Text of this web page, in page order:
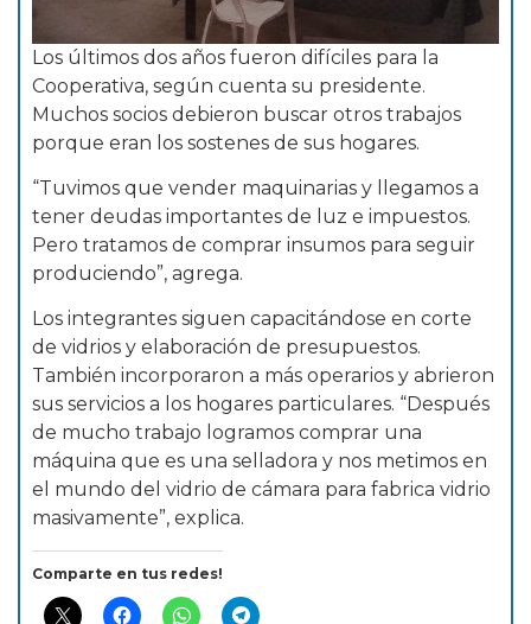
Los últimos dos años fueron difíciles para la
Cooperativa, según cuenta su presidente.
Muchos socios debieron buscar otros trabajos
porque eran los sostenes de sus hogares.
“Tuvimos que vender maquinarias y llegamos a
tener deudas importantes de luz e impuestos.
Pero tratamos de comprar insumos para seguir
produciendo”, agrega.
Los integrantes siguen capacitándose en corte
de vidrios y elaboración de presupuestos.
También incorporaron a más operarios y abrieron
sus servicios a los hogares particulares. “Después
de mucho trabajo logramos comprar una
máquina que es una selladora y nos metimos en
el mundo del vidrio de cámara para fabrica vidrio
masivamente”, explica.
Comparte en tus redes!